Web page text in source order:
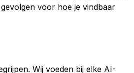
voor hoe je vindbaar
Wij voeden bij elke AI-